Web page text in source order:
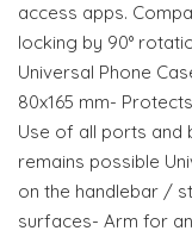
access apps.
locking by 90°
Universal Phone
80x165 mm-
Use of all ports and
remains possible
on the handlebar /
surfaces- Arm for